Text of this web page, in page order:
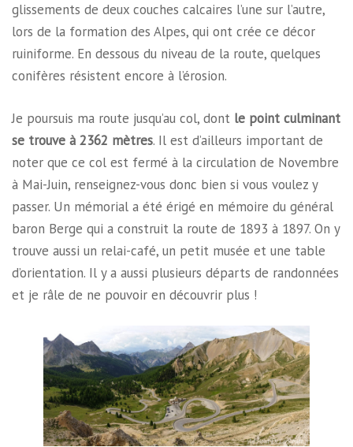
glissements de deux couches calcaires l’une sur l’autre,
lors de la formation des Alpes, qui ont crée ce décor
ruiniforme. En dessous du niveau de la route, quelques
conifères résistent encore à l’érosion.
Je poursuis ma route jusqu’au col, dont le point culminant
se trouve à 2362 mètres. Il est d’ailleurs important de
noter que ce col est fermé à la circulation de Novembre
à Mai-Juin, renseignez-vous donc bien si vous voulez y
passer. Un mémorial a été érigé en mémoire du général
baron Berge qui a construit la route de 1893 à 1897. On y
trouve aussi un relai-café, un petit musée et une table
d’orientation. Il y a aussi plusieurs départs de randonnées
et je râle de ne pouvoir en découvrir plus !